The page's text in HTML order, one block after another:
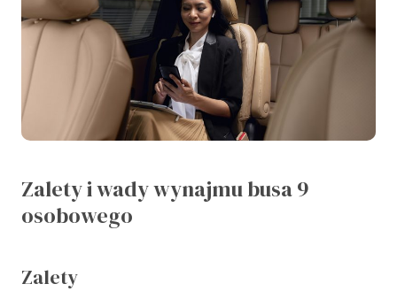
Zalety i wady wynajmu busa 9
osobowego
Zalety